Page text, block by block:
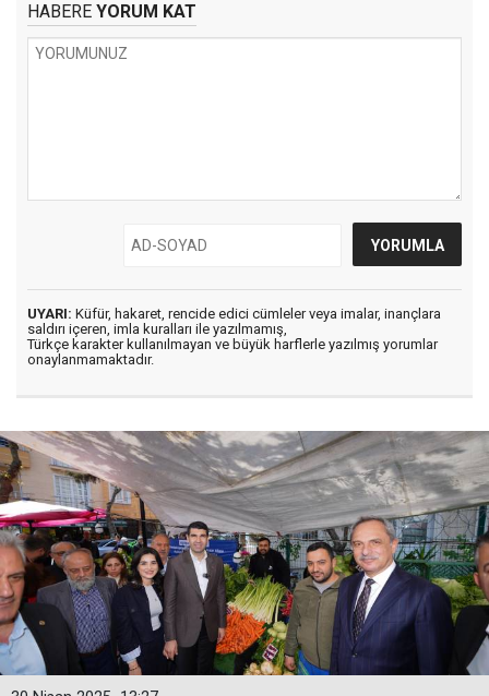
HABERE YORUM KAT
UYARI: Küfür, hakaret, rencide edici cümleler veya imalar, inançlara
saldırı içeren, imla kuralları ile yazılmamış,
Türkçe karakter kullanılmayan ve büyük harflerle yazılmış yorumlar
onaylanmamaktadır.